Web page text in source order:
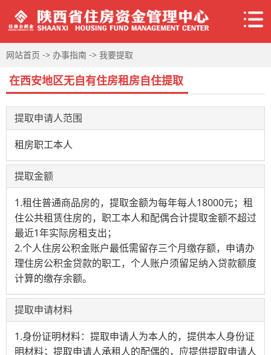
网站首页 -> 办事指南 -> 我要提取
在西安地区无自有住房租房自住提取
提取申请人范围
租房职工本人
提取金额
1.租住普通商品房的，提取金额为每年每人18000元；租
住公共租赁住房的，职工本人和配偶合计提取金额不超过
最近1年实际房租支出；
2.个人住房公积金账户最低需留存三个月缴存额，申请办
理住房公积金贷款的职工，个人账户须留足纳入贷款额度
计算的缴存余额。
提取申请材料
1.身份证明材料：提取申请人为本人的，提供本人身份证
明材料；提取申请人承租人的配偶的，应提供提取申请人